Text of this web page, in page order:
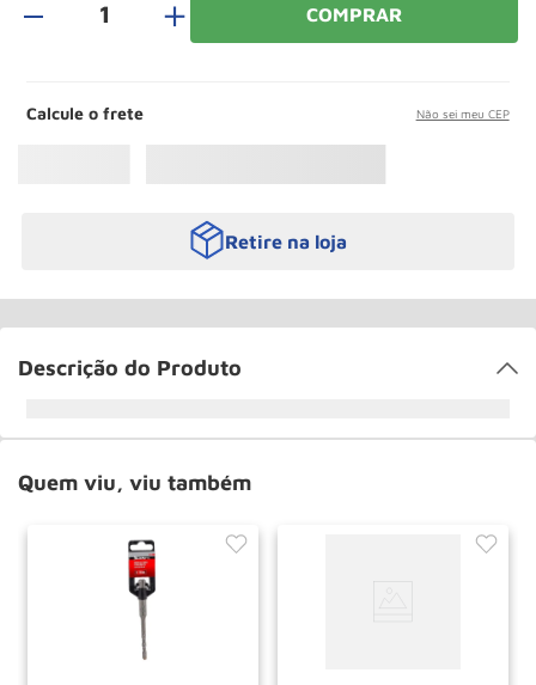
＋ COMPRAR
Calcule o frete Não sei meu CEP
Retire na loja
Descrição do Produto
Quem viu, viu também